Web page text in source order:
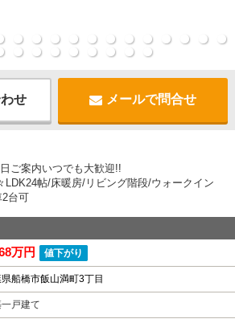
せ メールで問合せ
ご案内いつでも大歓迎!!
LDK24帖/床暖房/リビング階段/ウォークイン
台可
万円 値下がり
船橋市飯山満町3丁目
戸建て